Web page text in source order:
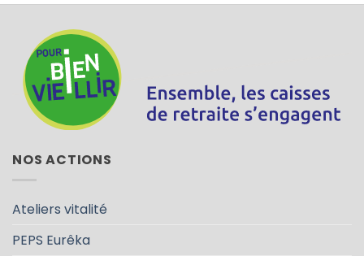
NOS ACTIONS
Ateliers vitalité
PEPS Eurêka